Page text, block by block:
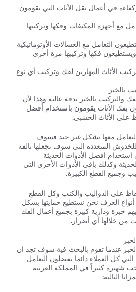
في أعمال نقل الأثاث التي يقومون
مع أجهزة المكيفات وفكها وتركيبها
التعامل مع الغسالات الأوتوماتيكية
فكها وتركيبها مرة أخرى
الأثاث المهارين لفك وتركيب أي نوع
بالخبر
بالخبر بدقة عالية وهذا لأن
بفك الأثاث يقومون باستخدام أفضل
على الأثاث الخشبي.
التعامل معها بشكل غير جيد فسوف
المتعددة التي سوف تجعلها تالفة
افضل الأدوات الحديثة
وكذلك باقي الأدوات الأخرى التي
وجميع القطع الكبيرة.
على الدواليب والكنب وكل القطع
الغرف نحن نستطيع حمايتها بشكل
خبرة ودارية كبيرة بجميع أعمال الفك
من خلالها أي أضرار.
عندما تقوم بالبحث فية سوف تجد ان
كل العملاء دائما يفضلون التعامل
شهيرة كثيراً في المملكة العربية
التالية: